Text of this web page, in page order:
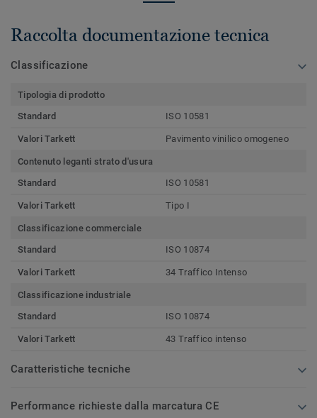
Raccolta documentazione tecnica
Classificazione
Tipologia di prodotto
Standard
ISO 10581
Valori Tarkett Pavimento vinilico omogeneo
Contenuto leganti strato d'usura
Standard
ISO 10581
Valori Tarkett Tipo I
Classificazione commerciale
Standard
ISO 10874
Valori Tarkett 34 Traffico Intenso
Classificazione industriale
Standard
ISO 10874
Valori Tarkett 43 Traffico intenso
Caratteristiche tecniche
Performance richieste dalla marcatura CE